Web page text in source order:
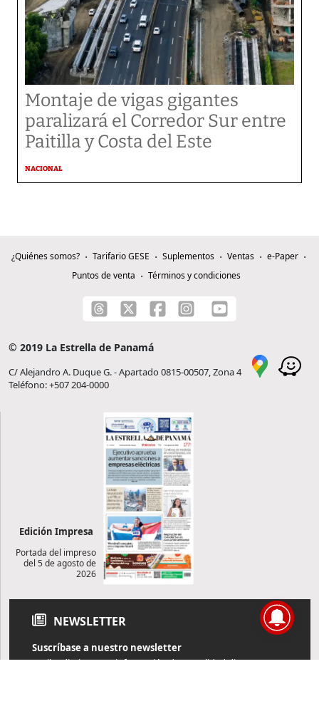
Montaje de vigas gigantes
paralizará el Corredor Sur entre
Paitilla y Costa del Este
NACIONAL
¿Quiénes somos? Tarifario GESE Suplementos Ventas
e-Paper
Puntos de venta
Términos y condiciones
© 2019 La Estrella de Panamá
C/ Alejandro A. Duque G. - Apartado 0815-00507, Zona 4
Teléfono: +507 204-0000
Edición Impresa
Portada del impreso
del 5 de agosto de
2026
NEWSLETTER
Suscríbase a nuestro newsletter
Reciba diariamente información de actualidad directamente en